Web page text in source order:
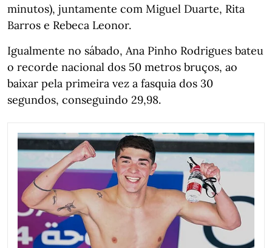
minutos), juntamente com Miguel Duarte, Rita
Barros e Rebeca Leonor.
Igualmente no sábado, Ana Pinho Rodrigues bateu
o recorde nacional dos 50 metros bruços, ao
baixar pela primeira vez a fasquia dos 30
segundos, conseguindo 29,98.